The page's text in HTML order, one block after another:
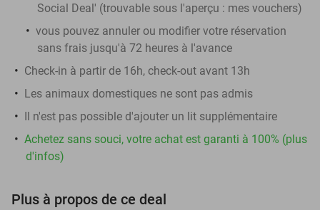
Social Deal' (trouvable sous l'aperçu : mes vouchers)
vous pouvez annuler ou modifier votre réservation
sans frais jusqu'à 72 heures à l'avance
Check-in à partir de 16h, check-out avant 13h
Les animaux domestiques ne sont pas admis
Il n'est pas possible d'ajouter un lit supplémentaire
Achetez sans souci, votre achat est garanti à 100% (plus
d'infos)
Plus à propos de ce deal